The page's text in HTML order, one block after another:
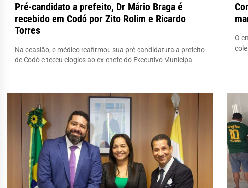
Pré-candidato a prefeito, Dr Mário Braga é
recebido em Codó por Zito Rolim e Ricardo
Torres
Na ocasião, o médico reafirmou sua pré-candidatura a prefeito
de Codó e teceu elogios ao ex-chefe do Executivo Municipal
O